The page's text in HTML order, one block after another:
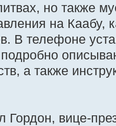
но также
на Каабу,
В телефоне
а также
Гордон, вице-